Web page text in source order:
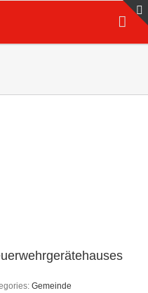
Gemeinde